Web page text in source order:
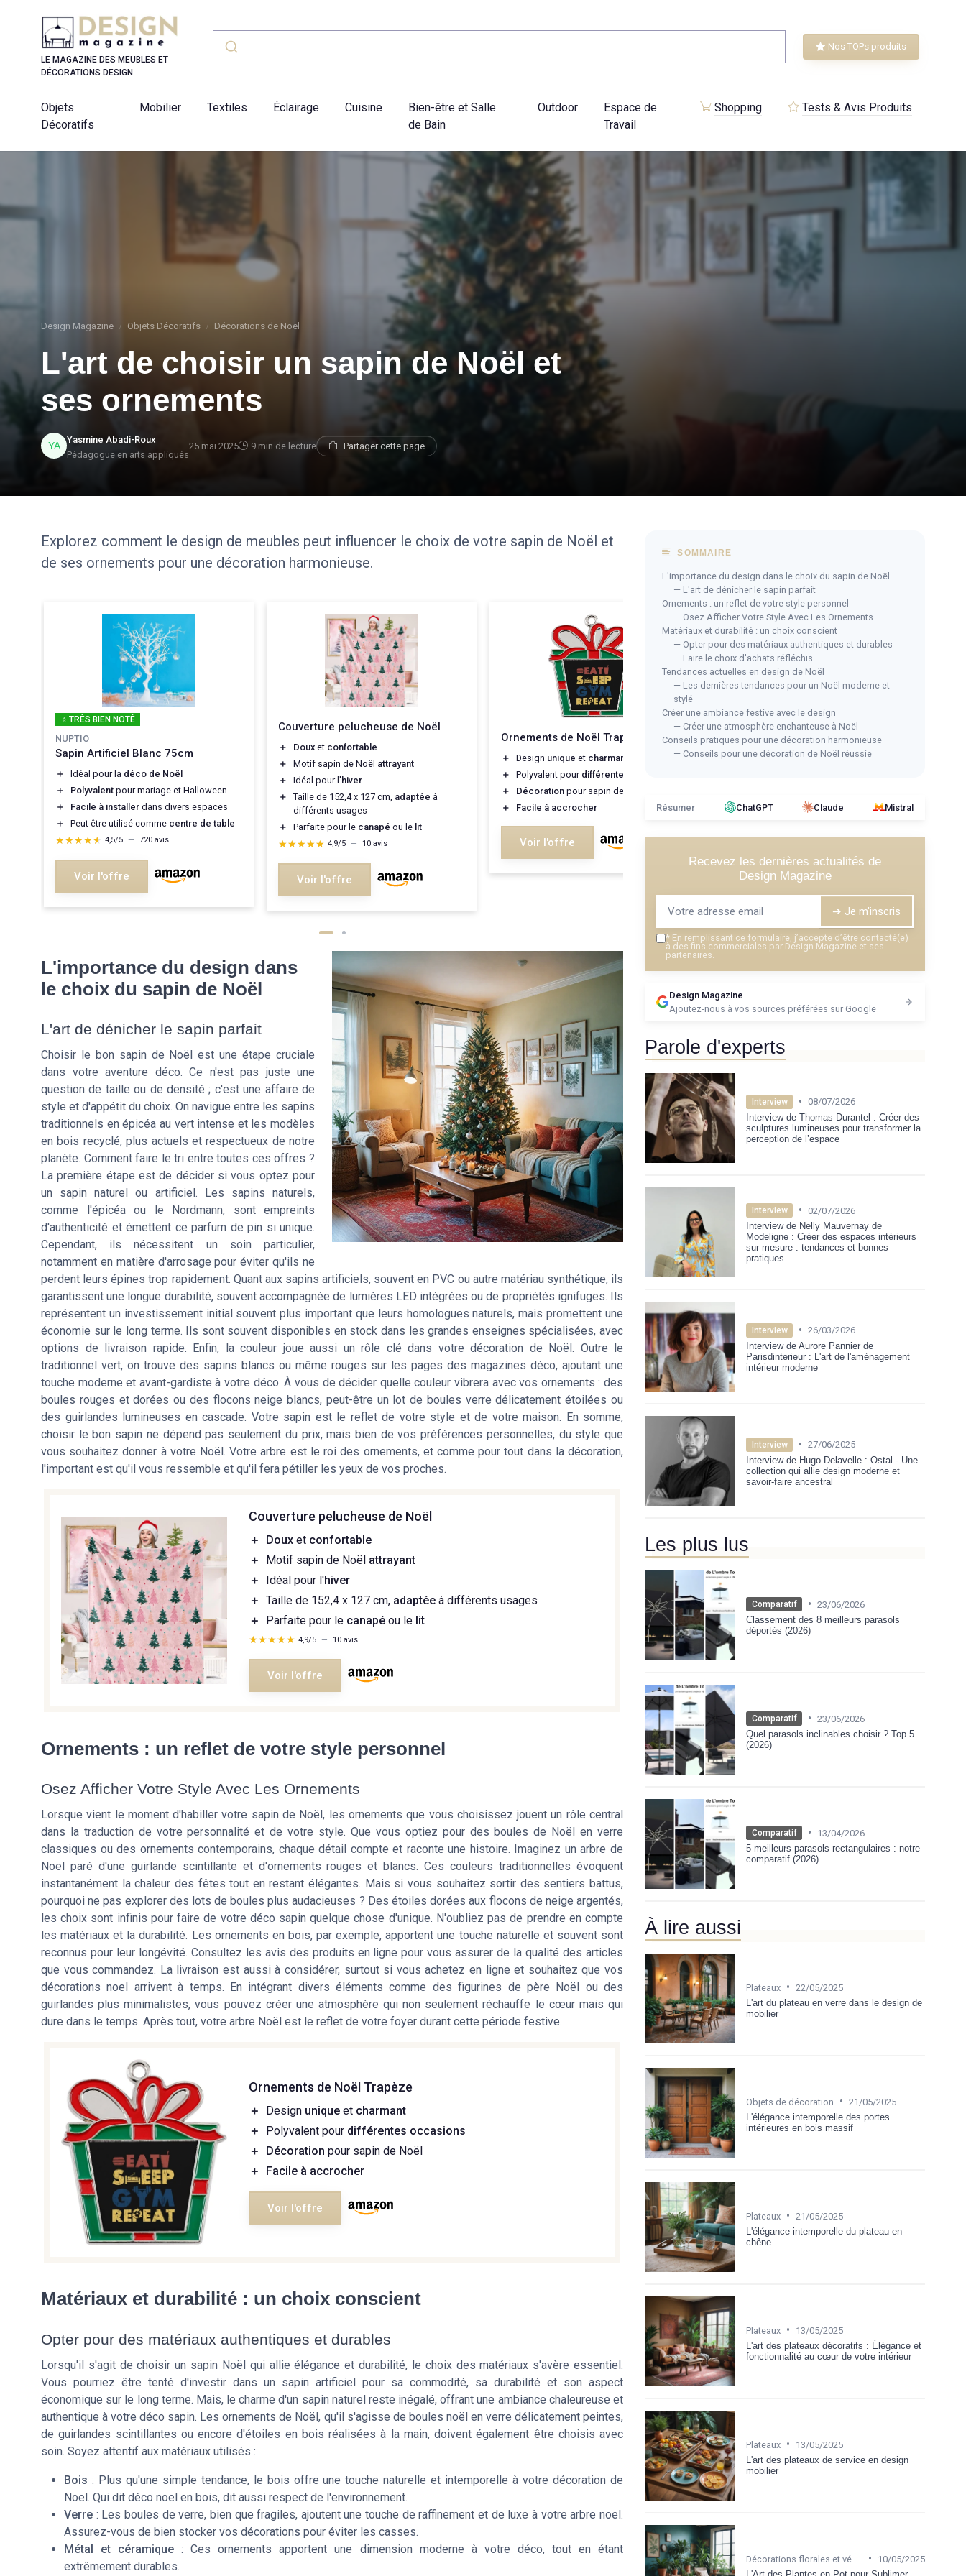
LE MAGAZINE DES MEUBLES ET
DÉCORATIONS DESIGN
Nos TOPs produits
Objets
Décoratifs
Mobilier Textiles Éclairage Cuisine
Bien-être et Salle
de Bain
Outdoor
Espace de
Travail
Shopping Tests & Avis Produits
Design Magazine Objets Décoratifs Décorations de Noël
L'art de choisir un sapin de Noël et
ses ornements
Yasmine Abadi-Roux
Pédagogue en arts appliqués
25 mai 2025 9 min de lecture Partager cette page
Explorez comment le design de meubles peut influencer le choix de votre sapin de Noël et
de ses ornements pour une décoration harmonieuse.
⭐ TRÈS BIEN NOTÉ
NUPTIO
Sapin Artificiel Blanc 75cm
＋ Idéal pour la déco de Noël
＋
Polyvalent pour mariage et Halloween
＋
Facile à installer dans divers espaces
＋
Peut être utilisé comme centre de table
★★★★★
★★★★★ 4,5/5 — 720 avis
Voir l'offre
Couverture pelucheuse de Noël
＋ Doux et confortable
＋
Motif sapin de Noël attrayant
＋
Idéal pour l' hiver
＋
Taille de 152,4 x 127 cm, adaptée à
différents usages
＋
Parfaite pour le canapé ou le lit
★★★★★
★★★★★ 4,9/5 — 10 avis
Voir l'offre
Ornements de Noël Trapèze
＋ Design unique et charmant
＋
Polyvalent pour différentes occasions
＋
Décoration pour sapin de Noël
＋
Facile à accrocher
Voir l'offre
Décorations de Noël
＋ Idéal pour Manger, DormiretGym
＋ Design en forme de trapèze
L'importance du design dans
le choix du sapin de Noël
L'art de dénicher le sapin parfait
Choisir le bon sapin de Noël est une étape cruciale
dans votre aventure déco. Ce n'est pas juste une
question de taille ou de densité ; c'est une affaire de
style et d'appétit du choix. On navigue entre les sapins
traditionnels en épicéa au vert intense et les modèles
en bois recyclé, plus actuels et respectueux de notre
planète. Comment faire le tri entre toutes ces offres ?
La première étape est de décider si vous optez pour
un sapin naturel ou artificiel. Les sapins naturels,
comme l'épicéa ou le Nordmann, sont empreints
d'authenticité et émettent ce parfum de pin si unique.
Cependant, ils nécessitent un soin particulier,
notamment en matière d'arrosage pour éviter qu'ils ne
perdent leurs épines trop rapidement. Quant aux sapins artificiels, souvent en PVC ou autre matériau synthétique, ils
garantissent une longue durabilité, souvent accompagnée de lumières LED intégrées ou de propriétés ignifuges. Ils
représentent un investissement initial souvent plus important que leurs homologues naturels, mais promettent une
économie sur le long terme. Ils sont souvent disponibles en stock dans les grandes enseignes spécialisées, avec
options de livraison rapide. Enfin, la couleur joue aussi un rôle clé dans votre décoration de Noël. Outre le
traditionnel vert, on trouve des sapins blancs ou même rouges sur les pages des magazines déco, ajoutant une
touche moderne et avant-gardiste à votre déco. À vous de décider quelle couleur vibrera avec vos ornements : des
boules rouges et dorées ou des flocons neige blancs, peut-être un lot de boules verre délicatement étoilées ou
des guirlandes lumineuses en cascade. Votre sapin est le reflet de votre style et de votre maison. En somme,
choisir le bon sapin ne dépend pas seulement du prix, mais bien de vos préférences personnelles, du style que
vous souhaitez donner à votre Noël. Votre arbre est le roi des ornements, et comme pour tout dans la décoration,
l'important est qu'il vous ressemble et qu'il fera pétiller les yeux de vos proches.
Couverture pelucheuse de Noël
＋ Doux et confortable
＋
Motif sapin de Noël attrayant
＋
Idéal pour l'hiver
＋ Taille de 152,4 x 127 cm, adaptée à différents usages
＋
Parfaite pour le canapé ou le lit
★★★★★
★★★★★ 4,9/5 — 10 avis
Voir l'offre
Ornements : un reflet de votre style personnel
Osez Afficher Votre Style Avec Les Ornements
Lorsque vient le moment d'habiller votre sapin de Noël, les ornements que vous choisissez jouent un rôle central
dans la traduction de votre personnalité et de votre style. Que vous optiez pour des boules de Noël en verre
classiques ou des ornements contemporains, chaque détail compte et raconte une histoire. Imaginez un arbre de
Noël paré d'une guirlande scintillante et d'ornements rouges et blancs. Ces couleurs traditionnelles évoquent
instantanément la chaleur des fêtes tout en restant élégantes. Mais si vous souhaitez sortir des sentiers battus,
pourquoi ne pas explorer des lots de boules plus audacieuses ? Des étoiles dorées aux flocons de neige argentés,
les choix sont infinis pour faire de votre déco sapin quelque chose d'unique. N'oubliez pas de prendre en compte
les matériaux et la durabilité. Les ornements en bois, par exemple, apportent une touche naturelle et souvent sont
reconnus pour leur longévité. Consultez les avis des produits en ligne pour vous assurer de la qualité des articles
que vous commandez. La livraison est aussi à considérer, surtout si vous achetez en ligne et souhaitez que vos
décorations noel arrivent à temps. En intégrant divers éléments comme des figurines de père Noël ou des
guirlandes plus minimalistes, vous pouvez créer une atmosphère qui non seulement réchauffe le cœur mais qui
dure dans le temps. Après tout, votre arbre Noël est le reflet de votre foyer durant cette période festive.
Ornements de Noël Trapèze
＋ Design unique et charmant
＋
Polyvalent pour différentes occasions
＋
Décoration pour sapin de Noël
＋
Facile à accrocher
Voir l'offre
Matériaux et durabilité : un choix conscient
Opter pour des matériaux authentiques et durables
Lorsqu'il s'agit de choisir un sapin Noël qui allie élégance et durabilité, le choix des matériaux s'avère essentiel.
Vous pourriez être tenté d'investir dans un sapin artificiel pour sa commodité, sa durabilité et son aspect
économique sur le long terme. Mais, le charme d'un sapin naturel reste inégalé, offrant une ambiance chaleureuse et
authentique à votre déco sapin. Les ornements de Noël, qu'il s'agisse de boules noël en verre délicatement peintes,
de guirlandes scintillantes ou encore d'étoiles en bois réalisées à la main, doivent également être choisis avec
soin. Soyez attentif aux matériaux utilisés :
Bois : Plus qu'une simple tendance, le bois offre une touche naturelle et intemporelle à votre décoration de
Noël. Qui dit déco noel en bois, dit aussi respect de l'environnement.
Verre : Les boules de verre, bien que fragiles, ajoutent une touche de raffinement et de luxe à votre arbre noel.
Assurez-vous de bien stocker vos décorations pour éviter les casses.
Métal et céramique : Ces ornements apportent une dimension moderne à votre déco, tout en étant
extrêmement durables.
SOMMAIRE
L'importance du design dans le choix du sapin de Noël
— L'art de dénicher le sapin parfait
Ornements : un reflet de votre style personnel
— Osez Afficher Votre Style Avec Les Ornements
Matériaux et durabilité : un choix conscient
— Opter pour des matériaux authentiques et durables
— Faire le choix d'achats réfléchis
Tendances actuelles en design de Noël
— Les dernières tendances pour un Noël moderne et
stylé
Créer une ambiance festive avec le design
— Créer une atmosphère enchanteuse à Noël
Conseils pratiques pour une décoration harmonieuse
— Conseils pour une décoration de Noël réussie
Résumer ChatGPT Claude Mistral
Recevez les dernières actualités de
Design Magazine
➔ Je m'inscris
* En remplissant ce formulaire, j’accepte d’être contacté(e)
à des fins commerciales par Design Magazine et ses
partenaires.
Design Magazine
Ajoutez-nous à vos sources préférées sur Google
Parole d'experts
Interview • 08/07/2026
Interview de Thomas Durantel : Créer des
sculptures lumineuses pour transformer la
perception de l’espace
Interview • 02/07/2026
Interview de Nelly Mauvernay de
Modeligne : Créer des espaces intérieurs
sur mesure : tendances et bonnes
pratiques
Interview • 26/03/2026
Interview de Aurore Pannier de
Parisdinterieur : L'art de l'aménagement
intérieur moderne
Interview • 27/06/2025
Interview de Hugo Delavelle : Ostal - Une
collection qui allie design moderne et
savoir-faire ancestral
Les plus lus
Comparatif • 23/06/2026
Classement des 8 meilleurs parasols
déportés (2026)
Comparatif • 23/06/2026
Quel parasols inclinables choisir ? Top 5
(2026)
Comparatif •
13/04/2026
5 meilleurs parasols rectangulaires : notre
comparatif (2026)
À lire aussi
Plateaux • 22/05/2025
L'art du plateau en verre dans le design de
mobilier
Objets de décoration • 21/05/2025
L'élégance intemporelle des portes
intérieures en bois massif
Plateaux • 21/05/2025
L'élégance intemporelle du plateau en
chêne
Plateaux •
13/05/2025
L'art des plateaux décoratifs : Élégance et
fonctionnalité au cœur de votre intérieur
Plateaux •
13/05/2025
L'art des plateaux de service en design
mobilier
•
10/05/2025